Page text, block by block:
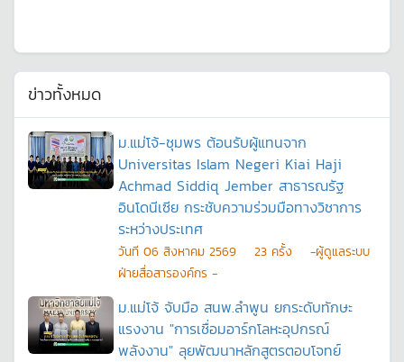
ข่าวทั้งหมด
ม.แม่โจ้-ชุมพร ต้อนรับผู้แทนจาก
Universitas Islam Negeri Kiai Haji
Achmad Siddiq Jember สาธารณรัฐ
อินโดนีเซีย กระชับความร่วมมือทางวิชาการ
ระหว่างประเทศ
วันที 06 สิงหาคม 2569 23 ครั้ง
-ผู้ดูแลระบบ
ฝ่ายสื่อสารองค์กร -
ม.แม่โจ้ จับมือ สนพ.ลำพูน ยกระดับทักษะ
แรงงาน "การเชื่อมอาร์กโลหะอุปกรณ์
พลังงาน" ลุยพัฒนาหลักสูตรตอบโจทย์